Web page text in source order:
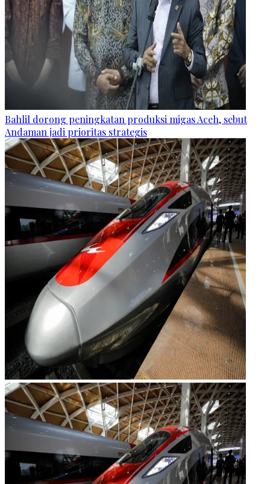
Bahlil dorong peningkatan produksi migas Aceh, sebut
Andaman jadi prioritas strategis